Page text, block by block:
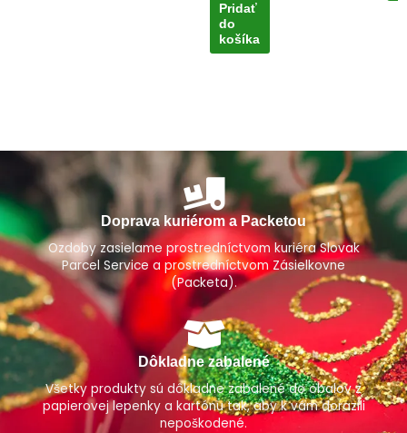
Pridať
do
košíka
Doprava kuriérom a Packetou
Ozdoby zasielame prostredníctvom kuriéra Slovak
Parcel Service a prostredníctvom Zásielkovne
(Packeta).
Dôkladne zabalené
Všetky produkty sú dôkladne zabalené do obalov z
papierovej lepenky a kartónu tak, aby k vám dorazili
nepoškodené.